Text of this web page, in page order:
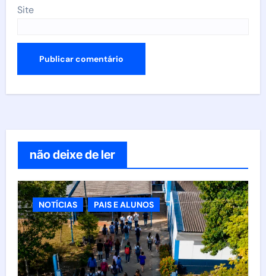
Site
não deixe de ler
NOTÍCIAS PAIS E ALUNOS